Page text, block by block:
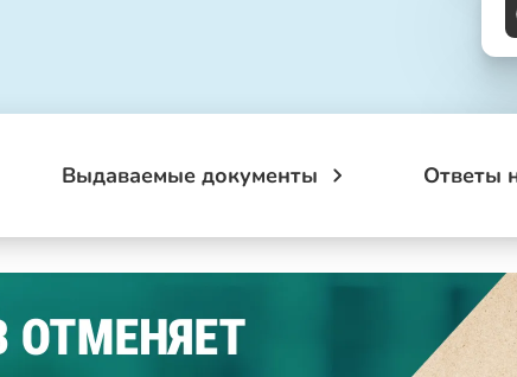
Выдаваемые документы Ответы